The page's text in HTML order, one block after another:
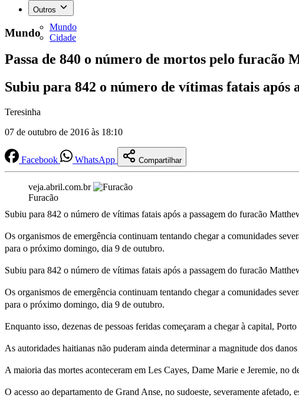
Outros
Mundo
Cidade
Mundo
Passa de 840 o número de mortos pelo furacão
Subiu para 842 o número de vítimas fatais
Teresinha
07 de outubro de 2016 às 18:10
Facebook WhatsApp Compartilhar
veja.abril.com.br
Furacão
Subiu para 842 o número de vítimas fatais após a passagem do furacão
Os organismos de emergência continuam tentando chegar a comunidades
para o próximo domingo, dia 9 de outubro.
Subiu para 842 o número de vítimas fatais após a passagem do furacão
Os organismos de emergência continuam tentando chegar a comunidades
para o próximo domingo, dia 9 de outubro.
Enquanto isso, dezenas de pessoas feridas começaram a chegar à capital,
As autoridades haitianas não puderam ainda determinar a magnitude dos
A maioria das mortes aconteceram em Les Cayes, Dame Marie e Jeremie, no
O acesso ao departamento de Grand Anse, no sudoeste, severamente afetado,